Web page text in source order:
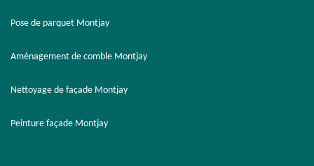
Pose de parquet Montjay
Aménagement de comble Montjay
Nettoyage de façade Montjay
Peinture façade Montjay